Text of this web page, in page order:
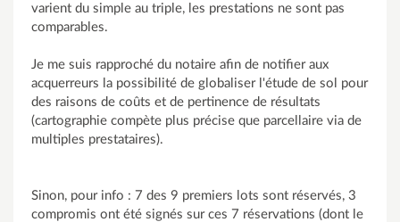
varient du simple au triple, les prestations ne sont pas
comparables.
Je me suis rapproché du notaire afin de notifier aux
acquerreurs la possibilité de globaliser l'étude de sol pour
des raisons de coûts et de pertinence de résultats
(cartographie compète plus précise que parcellaire via de
multiples prestataires).
Sinon, pour info : 7 des 9 premiers lots sont réservés, 3
compromis ont été signés sur ces 7 réservations (dont le